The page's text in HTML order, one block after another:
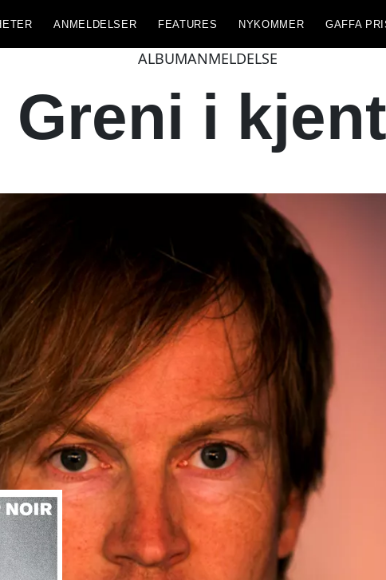
ANMELDELSER FEATURES NYKOMMER GAFFA
ALBUMANMELDELSE
Greni i